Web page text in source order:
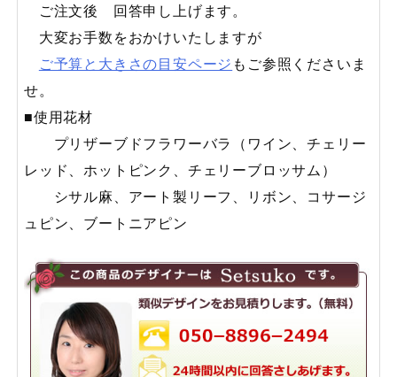
ご注文後 回答申し上げます。
大変お手数をおかけいたしますが
ご予算と大きさの目安ページ もご参照くださいま
せ。
■使用花材
プリザーブドフラワーバラ（ワイン、チェリー
レッド、ホットピンク、チェリーブロッサム）
シサル麻、アート製リーフ、リボン、コサージ
ュピン、ブートニアピン